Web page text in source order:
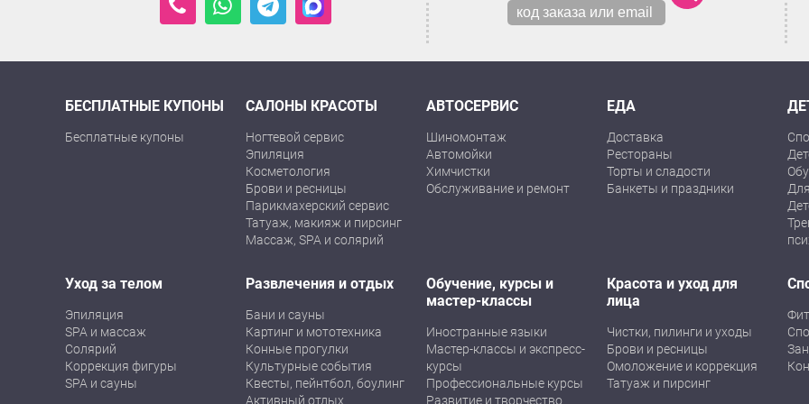
БЕСПЛАТНЫЕ КУПОНЫ
Бесплатные купоны
САЛОНЫ КРАСОТЫ
Ногтевой сервис
Эпиляция
Косметология
Брови и ресницы
Парикмахерский сервис
Татуаж, макияж и пирсинг
Массаж, SPA и солярий
АВТОСЕРВИС
Шиномонтаж
Автомойки
Химчистки
Обслуживание и ремонт
ЕДА
Доставка
Рестораны
Торты и сладости
Банкеты и праздники
Уход за телом
Эпиляция
SPA и массаж
Солярий
Коррекция фигуры
SPA и сауны
Развлечения и отдых
Бани и сауны
Картинг и мототехника
Конные прогулки
Культурные события
Квесты, пейнтбол, боулинг
Активный отдых
Обучение, курсы и
мастер-классы
Иностранные языки
Мастер-классы и экспресс-
курсы
Профессиональные курсы
Развитие и творчество
Красота и уход для
лица
Чистки, пилинги и уходы
Брови и ресницы
Омоложение и коррекция
Татуаж и пирсинг